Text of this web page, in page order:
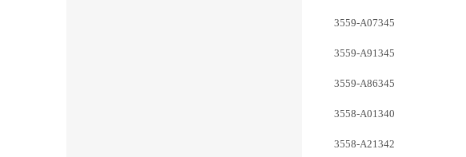
3559-A07345
3559-A91345
3559-A86345
3558-A01340
3558-A21342